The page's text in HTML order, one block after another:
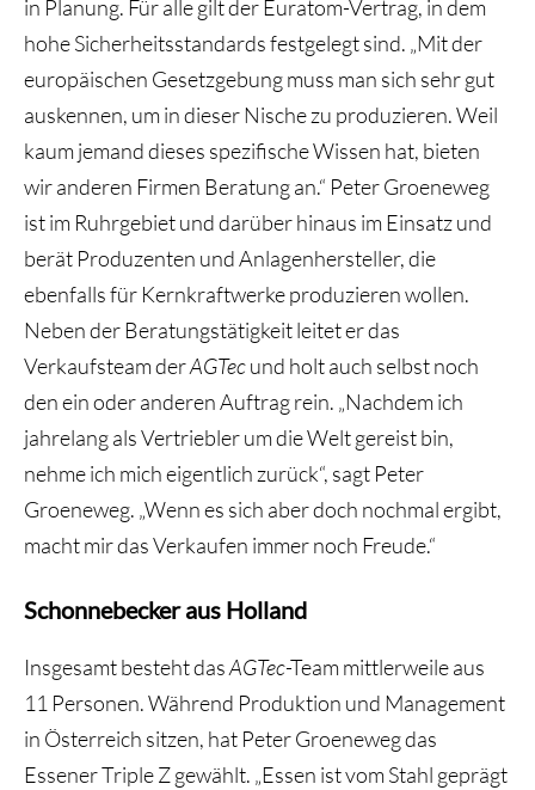
in Planung. Für alle gilt der Euratom-Vertrag, in dem
hohe Sicherheitsstandards festgelegt sind. „Mit der
europäischen Gesetzgebung muss man sich sehr gut
auskennen, um in dieser Nische zu produzieren. Weil
kaum jemand dieses spezifische Wissen hat, bieten
wir anderen Firmen Beratung an.“ Peter Groeneweg
ist im Ruhrgebiet und darüber hinaus im Einsatz und
berät Produzenten und Anlagenhersteller, die
ebenfalls für Kernkraftwerke produzieren wollen.
Neben der Beratungstätigkeit leitet er das
Verkaufsteam derAGTecund holt auch selbst noch
den ein oder anderen Auftrag rein. „Nachdem ich
jahrelang als Vertriebler um die Welt gereist bin,
nehme ich mich eigentlich zurück“, sagt Peter
Groeneweg. „Wenn es sich aber doch nochmal ergibt,
macht mir das Verkaufen immer noch Freude.“
Schonnebecker aus Holland
Insgesamt besteht dasAGTec-Team mittlerweile aus
11 Personen. Während Produktion und Management
in Österreich sitzen, hat Peter Groeneweg das
Essener Triple Z gewählt. „Essen ist vom Stahl geprägt